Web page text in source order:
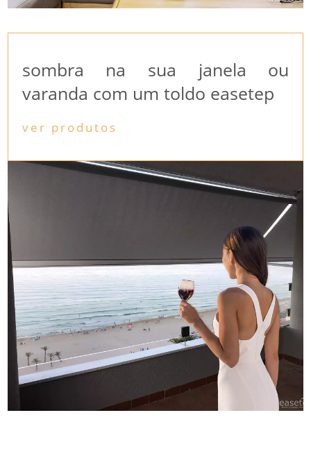
sombra na sua janela ou
varanda com um toldo easetep
ver produtos